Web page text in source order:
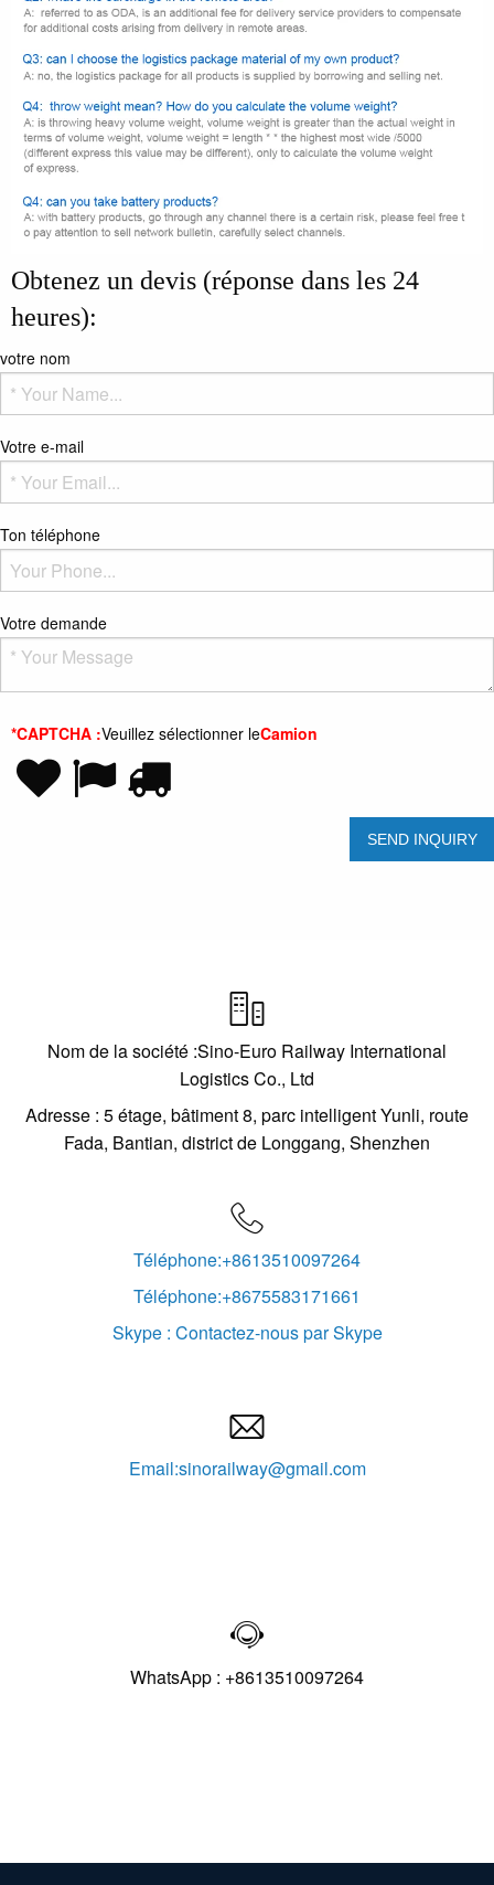
Obtenez un devis (réponse dans les 24
heures):
votre nom
Votre e-mail
Ton téléphone
Votre demande
*CAPTCHA :Veuillez sélectionner leCamion

Nom de la société :Sino-Euro Railway International
Logistics Co., Ltd
Adresse : 5 étage, bâtiment 8, parc intelligent Yunli, route
Fada, Bantian, district de Longgang, Shenzhen

Téléphone:+8613510097264
Téléphone:+8675583171661
Skype : Contactez-nous par Skype

Email:sinorailway@gmail.com

WhatsApp : +8613510097264